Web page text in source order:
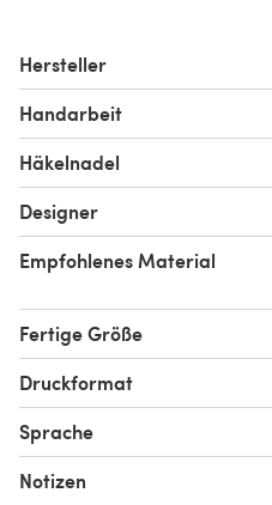
Hersteller
Handarbeit
Häkelnadel
Designer
Empfohlenes Material
Fertige Größe
Druckformat
Sprache
Notizen